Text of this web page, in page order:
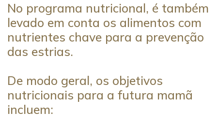
No programa nutricional, é também
levado em conta os alimentos com
nutrientes chave para a prevenção
das estrias.
De modo geral, os objetivos
nutricionais para a futura mamã
incluem: